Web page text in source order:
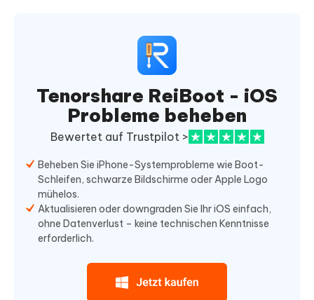
Tenorshare ReiBoot - iOS
Probleme beheben
Bewertet auf Trustpilot >
Beheben Sie iPhone-Systemprobleme wie Boot-
Schleifen, schwarze Bildschirme oder Apple Logo
mühelos.
Aktualisieren oder downgraden Sie Ihr iOS einfach,
ohne Datenverlust – keine technischen Kenntnisse
erforderlich.